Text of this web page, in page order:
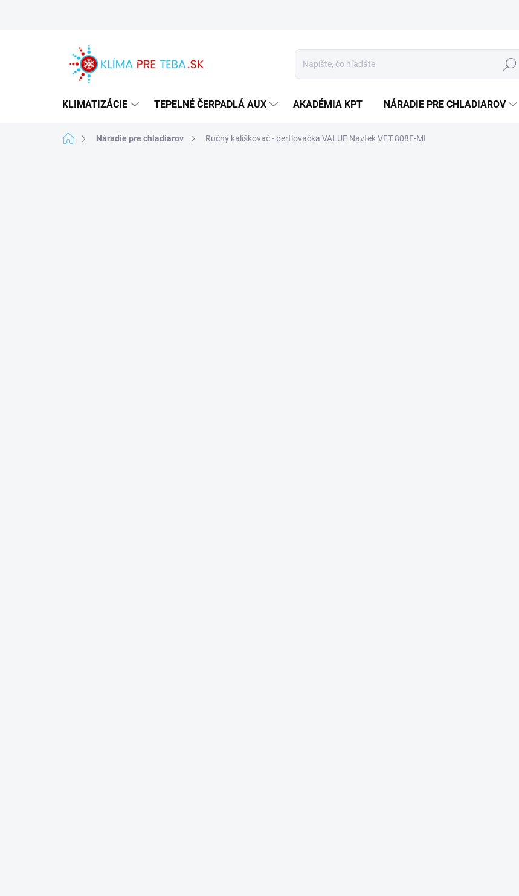
Hľadať
KLIMATIZÁCIE TEPELNÉ ČERPADLÁ AUX AKADÉMIA KPT NÁRADIE PRE CHLADIAROV
DomovNáradie pre chladiarov Ručný kalíškovač - pertlovačka VALUE Navtek VFT 808E-MI